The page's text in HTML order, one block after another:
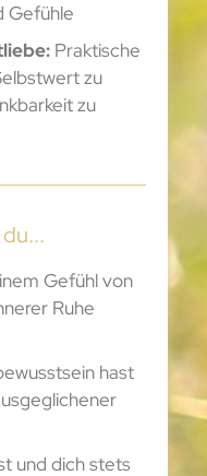
Gefühle
Praktische
zu
zu
Gefühl von
Ruhe
hast
und dich stets